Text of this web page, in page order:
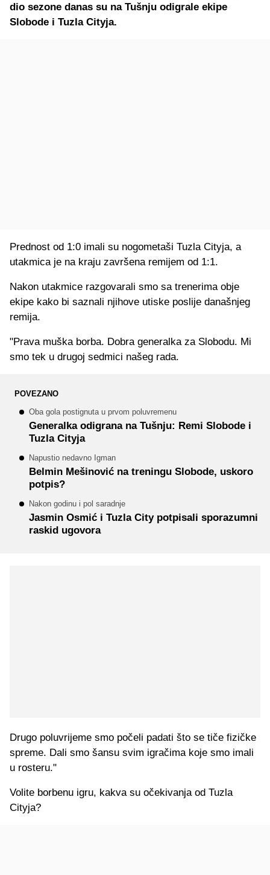
dio sezone danas su na Tušnju odigrale ekipe
Slobode i Tuzla Cityja.
Prednost od 1:0 imali su nogometaši Tuzla Cityja, a
utakmica je na kraju završena remijem od 1:1.
Nakon utakmice razgovarali smo sa trenerima obje
ekipe kako bi saznali njihove utiske poslije današnjeg
remija.
"Prava muška borba. Dobra generalka za Slobodu. Mi
smo tek u drugoj sedmici našeg rada.
POVEZANO
Oba gola postignuta u prvom poluvremenu
Generalka odigrana na Tušnju: Remi Slobode i
Tuzla Cityja
Napustio nedavno Igman
Belmin Mešinović na treningu Slobode, uskoro
potpis?
Nakon godinu i pol saradnje
Jasmin Osmić i Tuzla City potpisali sporazumni
raskid ugovora
Drugo poluvrijeme smo počeli padati što se tiče fizičke
spreme. Dali smo šansu svim igračima koje smo imali
u rosteru."
Volite borbenu igru, kakva su očekivanja od Tuzla
Cityja?